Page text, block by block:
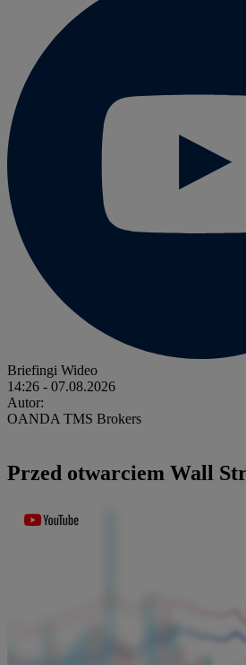
Briefingi Wideo
14:26 - 07.08.2026
Autor:
OANDA TMS Brokers
Przed otwarciem Wall